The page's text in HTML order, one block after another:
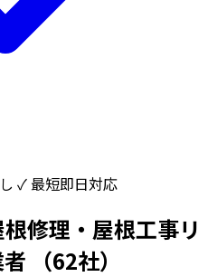
✓ 最短即日対応
修理・屋根工事リ
（62社）